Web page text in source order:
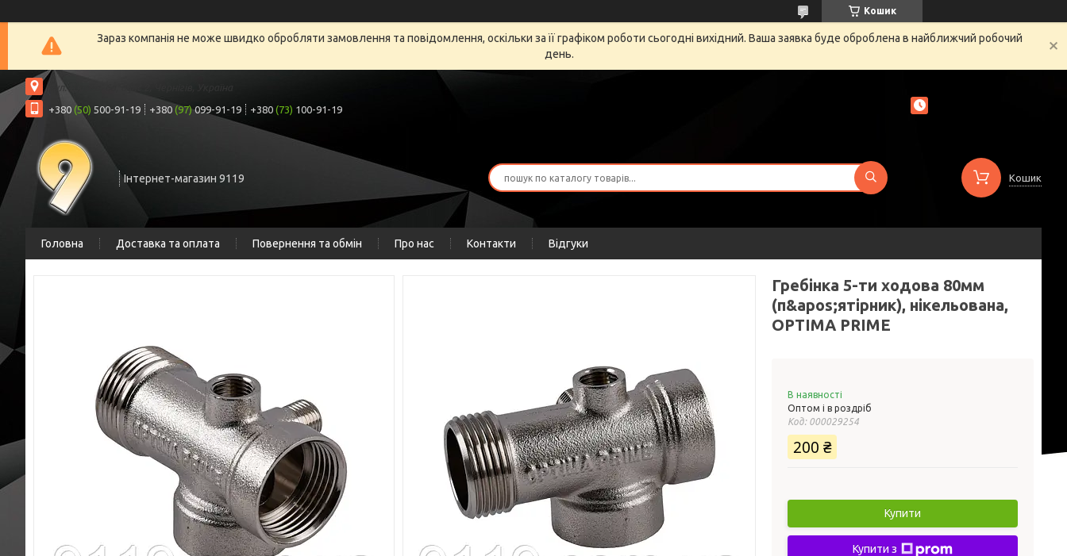
Кошик
Зараз компанія не може швидко обробляти замовлення та повідомлення, оскільки за її графіком роботи сьогодні вихідний. Ваша заявка буде оброблена в найближчий робочий
день.
вул. Шрага, 6а, офіс 2, Чернігів, Україна
+380 (50) 500-91-19 +380 (97)099-91-19 +380 (73) 100-91-19
Інтернет-магазин 9119 Кошик
Головна Доставка та оплата Повернення та обмін Про нас Контакти Відгуки
Гребінка 5-ти ходова 80мм
(п&apos;ятірник), нікельована,
OPTIMA PRIME
В наявності
Оптом і в роздріб
Код: 000029254
200 ₴
Купити
Купити з